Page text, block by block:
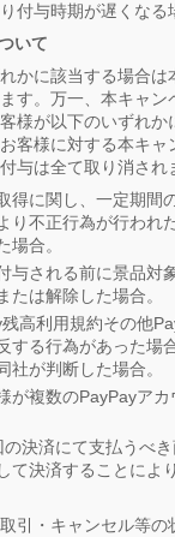
付与時期が遅くなる
いて
かに該当する場合は
す。万一、本キャン
様が以下のいずれか
客様に対する本キ
与は全て取り消され
得に関し、一定期間
り不正行為が行われ
場合。
与される前に景品対
たは解除した場合。
高利用規約その他
する行為があった場
社が判断した場合。
が複数のPayPayア
の決済にて支払うべ
て決済することによ
引・キャンセル等の